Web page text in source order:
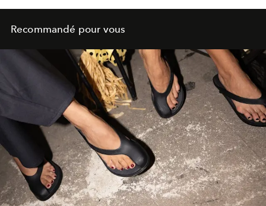
Recommandé pour vous